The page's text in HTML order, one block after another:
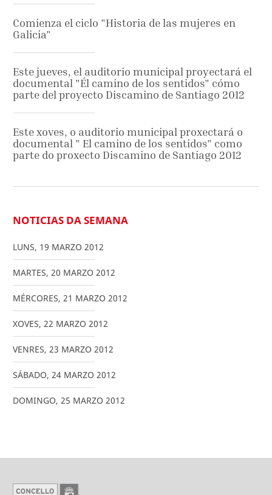
Comienza el ciclo "Historia de las mujeres en
Galicia"
Este jueves, el auditorio municipal proyectará el
documental "Él camino de los sentidos" cómo
parte del proyecto Discamino de Santiago 2012
Este xoves, o auditorio municipal proxectará o
documental " El camino de los sentidos" como
parte do proxecto Discamino de Santiago 2012
NOTICIAS DA SEMANA
LUNS, 19 MARZO 2012
MARTES, 20 MARZO 2012
MÉRCORES, 21 MARZO 2012
XOVES, 22 MARZO 2012
VENRES, 23 MARZO 2012
SÁBADO, 24 MARZO 2012
DOMINGO, 25 MARZO 2012